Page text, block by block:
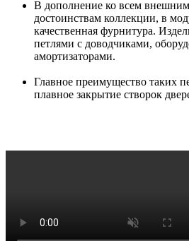
В дополнение ко всем
достоинствам коллекции, в
качественная фурнитура.
петлями с доводчиками,
амортизаторами.
Главное преимущество таких
плавное закрытие створок